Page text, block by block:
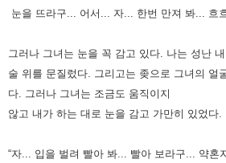
눈을 뜨라구... 어서... 자... 한번 만져 봐... 흐
그러나 그녀는 눈을 꼭 감고 있다. 나는 성난
술 위를 문질렀다.
그리고는 좆으로 그녀의 얼
다.
그러나 그녀는 조금도 움직이지
않고 내가 하는 대로 눈을 감고 가만히 있었다.
“자... 입을 벌려 빨아 봐... 빨아 보라구... 약혼